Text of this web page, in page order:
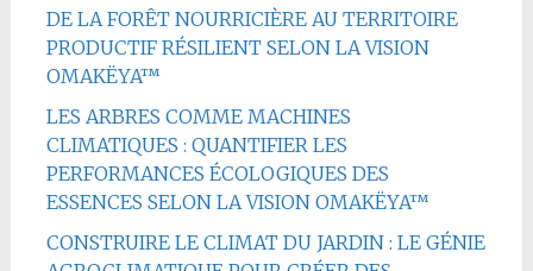
DE LA FORÊT NOURRICIÈRE AU TERRITOIRE
PRODUCTIF RÉSILIENT SELON LA VISION
OMAKËYA™
LES ARBRES COMME MACHINES
CLIMATIQUES : QUANTIFIER LES
PERFORMANCES ÉCOLOGIQUES DES
ESSENCES SELON LA VISION OMAKËYA™
CONSTRUIRE LE CLIMAT DU JARDIN : LE GÉNIE